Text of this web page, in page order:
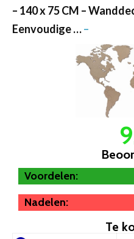
– 140 x 75 CM –
Eenvoudige …–
Voordelen:
Nadelen:
Te